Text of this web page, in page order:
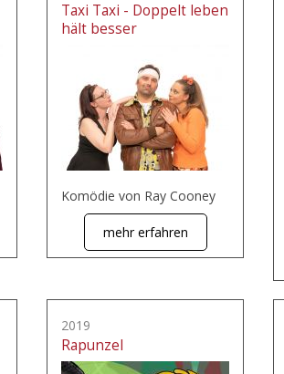
Taxi Taxi - Doppelt leben
hält besser
Komödie von Ray Cooney
mehr erfahren
2019
Rapunzel